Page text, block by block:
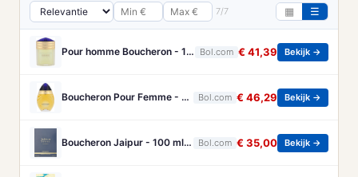
7/7 ▦ ☰
Pour homme Boucheron - 100 ml - Eau de parfum Bol.com € 41,39 Bekijk →
Boucheron Pour Femme - 100ml - Eau de toilette Bol.com € 46,29 Bekijk →
Boucheron Jaipur - 100 ml - Eau de Parfum - Herenparfum Bol.com € 35,00 Bekijk →